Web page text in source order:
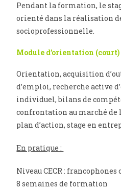
Pendant la formation, le
orienté dans la réalisation
socioprofessionnelle.
Module d’orientation (court)
Orientation, acquisition
d’emploi, recherche active
individuel, bilans de
confrontation au marché de
plan d’action, stage en
En pratique :
Niveau CECR : francophones
8 semaines de formation